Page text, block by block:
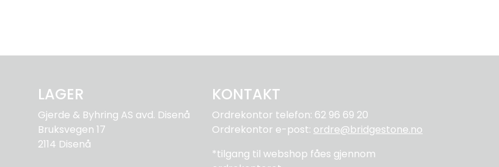
LAGER
Gjerde & Byhring AS avd. Disenå
Bruksvegen 17
2114 Disenå
KONTAKT
Ordrekontor telefon: 62 96 69 20
Ordrekontor e-post: ordre@bridgestone.no
*tilgang til webshop fåes gjennom